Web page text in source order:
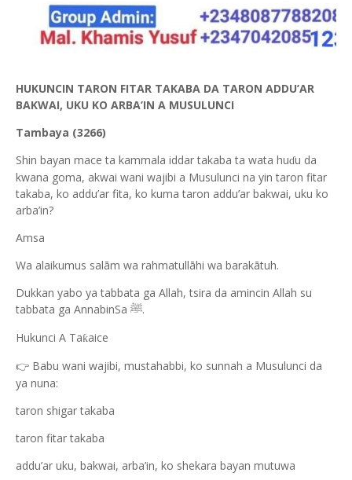
HUKUNCIN TARON FITAR TAKABA DA TARON ADDU’AR
BAKWAI, UKU KO ARBA’IN A MUSULUNCI
Tambaya (3266)
Shin bayan mace ta kammala iddar takaba ta wata huɗu da
kwana goma, akwai wani wajibi a Musulunci na yin taron fitar
takaba, ko addu’ar fita, ko kuma taron addu’ar bakwai, uku ko
arba’in?
Amsa
Wa alaikumus salām wa rahmatullāhi wa barakātuh.
Dukkan yabo ya tabbata ga Allah, tsira da amincin Allah su
tabbata ga AnnabinSa ﷺ.
Hukunci A Taƙaice
👉 Babu wani wajibi, mustahabbi, ko sunnah a Musulunci da
ya nuna:
taron shigar takaba
taron fitar takaba
addu’ar uku, bakwai, arba’in, ko shekara bayan mutuwa